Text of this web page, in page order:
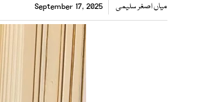
میاں اصغر سلیمی September 17, 2025